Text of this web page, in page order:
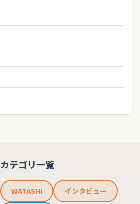
カテゴリ一覧
WATASHI インタビュー